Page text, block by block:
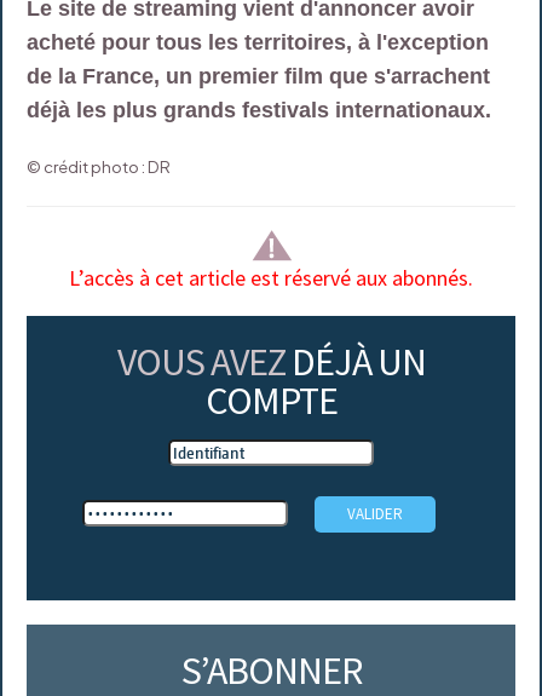
Le site de streaming vient d'annoncer avoir
acheté pour tous les territoires, à l'exception
de la France, un premier film que s'arrachent
déjà les plus grands festivals internationaux.
© crédit photo : DR
L’accès à cet article est réservé aux abonnés.
VOUS AVEZ DÉJÀ UN
COMPTE
S’ABONNER